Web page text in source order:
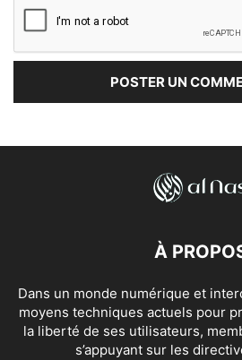
À
Dans un monde numérique et
moyens techniques actuels pour
la liberté de ses utilisateurs,
s’appuyant sur les